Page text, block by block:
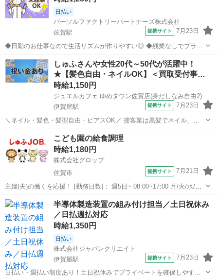
日払い
パーソルファクトリーパートナーズ株式会社
佐賀駅
提携サイト 7月23日
◆日勤のお仕事なので生活リズムが作りやすい◎ ◆残業なしでプライ
ベートの時間も確保◎ ◆4勤2休でメリハリのある働き方ができる♪ ＜
お仕事内容＞ クリーンルームで包装作業！ 例えば... ・粉の量を計る
・機械の確認 ・製...
佐賀 佐賀市 佐賀駅 仕分け
しゅふさんや女性20代～50代が活躍中！
★【髪色自由・ネイルOK】＜買取受付事…
時給1,150円
ジュエルカフェ ゆめタウン佐賀店(身だしなみ自由2)
伊賀屋駅
提携サイト 7月23日
＼ネイル・髪色・髪型自由・ピアスOK／ 接客業は黒髪でネイル、ア
クセサリー禁止なお店が多いけど ジュエルカフェでは、すべてが自由
です★ オシャレをしながらあなたらしく働けます！ ※常識の範囲内で
お願いします。 ★月10万以...
伊賀屋駅 アパレル
こども園の給食調理
時給1,180円
株式会社グロップ
佐賀市
提携サイト 7月21日
主婦(夫)の働くを応援！ [勤務日数]： 週5日~ 08:00~17:00 月/火/水/木/
金/土 などから選べます [勤務地・最寄駅]： 佐賀県佐賀市本庄町本庄
1253-1(佐賀女子短大構内) 株式会社グロップ鳥栖オフ...
佐賀 佐賀市 キッチン
半導体製造装置の組み付け担当／土日祝休み
／日払週払対応
時給1,350円
日払い
株式会社ジャパンクリエイト
伊賀屋駅
提携サイト 7月23日
日払い・週払い制度あり！土日祝休みでプライベートを確保しやすい